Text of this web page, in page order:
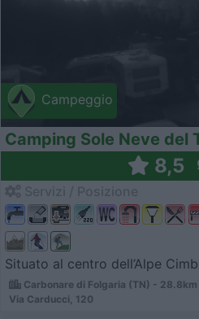
Campeggio
Camping Sole Neve del
8,5
Situato al centro dell’Alpe
Carbonare di Folgaria (TN) - 28.8km
Via Carducci, 120